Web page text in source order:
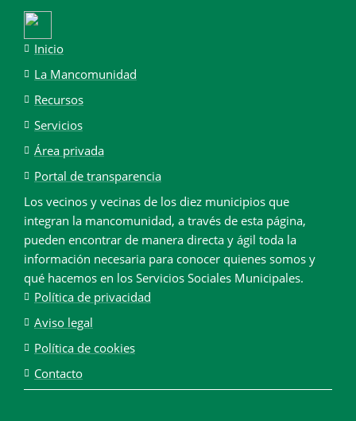
Inicio
La Mancomunidad
Recursos
Servicios
Área privada
Portal de transparencia
Los vecinos y vecinas de los diez municipios que
integran la mancomunidad, a través de esta página,
pueden encontrar de manera directa y ágil toda la
información necesaria para conocer quienes somos y
qué hacemos en los Servicios Sociales Municipales.
Política de privacidad
Aviso legal
Política de cookies
Contacto